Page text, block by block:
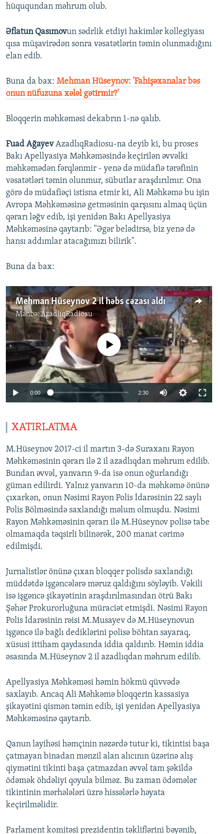
hüququndan məhrum olub.
Əflatun Qasımovun sədrlik etdiyi hakimlər kollegiyası
qısa müşavirədən sonra vəsatətlərin təmin olunmadığını
elan edib.
Buna da bax: Mehman Hüseynov: 'Fahişəxanalar bəs
onun nüfuzuna xələl gətirmir?'
Bloqqerin məhkəməsi dekabrın 1-nə qalıb.
Fuad AğayevAzadlıqRadiosu-na deyib ki, bu proses
Bakı Apellyasiya Məhkəməsində keçirilən əvvəlki
məhkəmədən fərqlənmir - yenə də müdafiə tərəfinin
vəsatətləri təmin olunmur, sübutlar araşdırılmır. Ona
görə də müdafiəçi istisna etmir ki, Ali Məhkəmə bu işin
Avropa Məhkəməsinə getməsinin qarşısını almaq üçün
qərarı ləğv edib, işi yenidən Bakı Apellyasiya
Məhkəməsinə qaytarıb: "Əgər belədirsə, biz yenə də
hansı addımlar atacağımızı bilirik".
Buna da bax:
Mehman Hüseynov 2 il həbs cəzası aldı
Mənbə:AzadlıqRadiosu
No media source currently available
0:00 2:30
XATIRLATMA
M.Hüseynov 2017-ci il martın 3-də Suraxanı Rayon
Məhkəməsinin qərarı ilə 2 il azadlıqdan məhrum edilib.
Bundan əvvəl, yanvarın 9-da isə onun oğurlandığı
güman edilirdi. Yalnız yanvarın 10-da məhkəmə önünə
çıxarkən, onun Nəsimi Rayon Polis İdarəsinin 22 saylı
Polis Bölməsində saxlandığı məlum olmuşdu. Nəsimi
Rayon Məhkəməsinin qərarı ilə M.Hüseynov polisə tabe
olmamaqda təqsirli bilinərək, 200 manat cərimə
edilmişdi.
Jurnalistlər önünə çıxan bloqqer polisdə saxlandığı
müddətdə işgəncələrə məruz qaldığını söyləyib. Vəkili
isə işgəncə şikayətinin araşdırılmasından ötrü Bakı
Şəhər Prokurorluğuna müraciət etmişdi. Nəsimi Rayon
Polis İdarəsinin rəisi M.Musayev də M.Hüseynovun
işgəncə ilə bağlı dediklərini polisə böhtan sayaraq,
xüsusi ittiham qaydasında iddia qaldırıb. Həmin iddia
əsasında M.Hüseynov 2 il azadlıqdan məhrum edilib.
Apellyasiya Məhkəməsi həmin hökmü qüvvədə
saxlayıb. Ancaq Ali Məhkəmə bloqqerin kassasiya
şikayətini qismən təmin edib, işi yenidən Apellyasiya
Məhkəməsinə qaytarıb.
Qanun layihəsi həmçinin nəzərdə tutur ki, tikintisi başa
çatmayan binadan mənzil alan alıcının üzərinə alış
qiymətini tikinti başa çatmazdan əvvəl tam şəkildə
ödəmək öhdəliyi qoyula bilməz. Bu zaman ödəmələr
tikintinin mərhələləri üzrə hissələrlə həyata
keçirilməlidir.
Parlament komitəsi prezidentin təkliflərini bəyənib,